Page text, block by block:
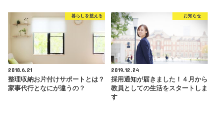
暮らしを整える
2018.6.21
整理収納お片付けサポートとは？
家事代行となにが違うの？
お知らせ
2019.12.24
採用通知が届きました！４月から
教員としての生活をスタートしま
す